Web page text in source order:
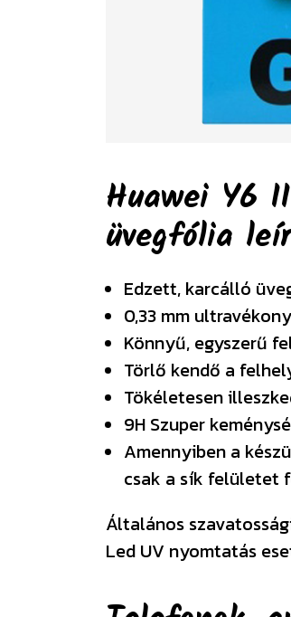
Huawei Y6
üvegfólia
Edzett, karcálló
0,33 mm
Könnyű, egyszerű
Törlő kendő a
Tökéletesen
9H Szuper
Amennyiben a
csak a sík felületet
Általános
Led UV nyomtatás